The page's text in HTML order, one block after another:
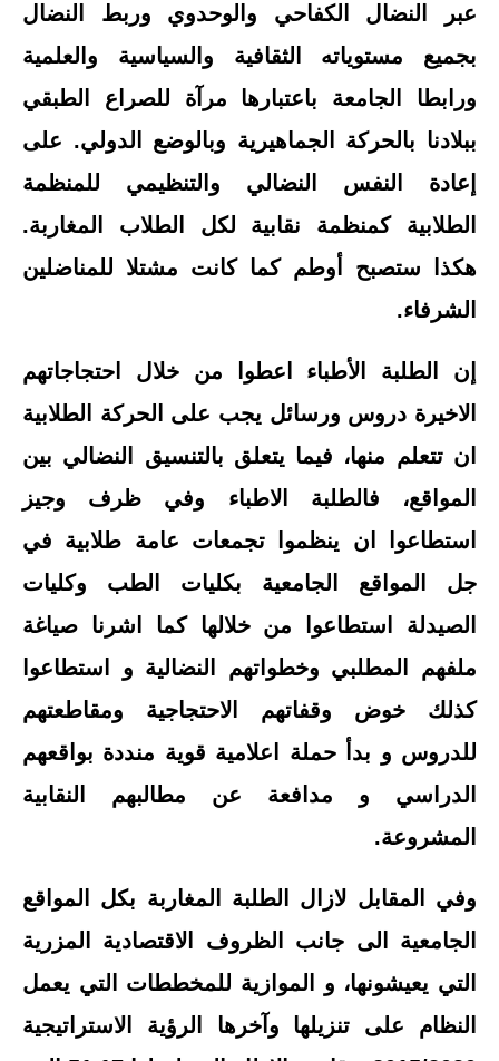
عبر النضال الكفاحي والوحدوي وربط النضال
بجميع مستوياته الثقافية والسياسية والعلمية
ورابطا الجامعة باعتبارها مرآة للصراع الطبقي
ببلادنا بالحركة الجماهيرية وبالوضع الدولي. على
إعادة النفس النضالي والتنظيمي للمنظمة
الطلابية كمنظمة نقابية لكل الطلاب المغاربة.
هكذا ستصبح أوطم كما كانت مشتلا للمناضلين
الشرفاء.
إن الطلبة الأطباء اعطوا من خلال احتجاجاتهم
الاخيرة دروس ورسائل يجب على الحركة الطلابية
ان تتعلم منها، فيما يتعلق بالتنسيق النضالي بين
المواقع، فالطلبة الاطباء وفي ظرف وجيز
استطاعوا ان ينظموا تجمعات عامة طلابية في
جل المواقع الجامعية بكليات الطب وكليات
الصيدلة استطاعوا من خلالها كما اشرنا صياغة
ملفهم المطلبي وخطواتهم النضالية و استطاعوا
كذلك خوض وقفاتهم الاحتجاجية ومقاطعتهم
للدروس و بدأ حملة اعلامية قوية منددة بواقعهم
الدراسي و مدافعة عن مطالبهم النقابية
المشروعة.
وفي المقابل لازال الطلبة المغاربة بكل المواقع
الجامعية الى جانب الظروف الاقتصادية المزرية
التي يعيشونها، و الموازية للمخططات التي يعمل
النظام على تنزيلها وآخرها الرؤية الاستراتيجية